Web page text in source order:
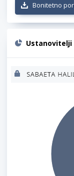
Bonitetno
Ustanovitelji